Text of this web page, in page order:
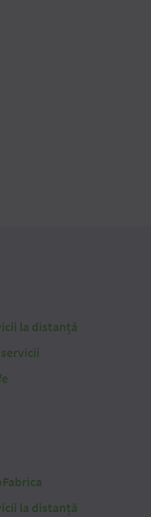
la distanță
la distanță